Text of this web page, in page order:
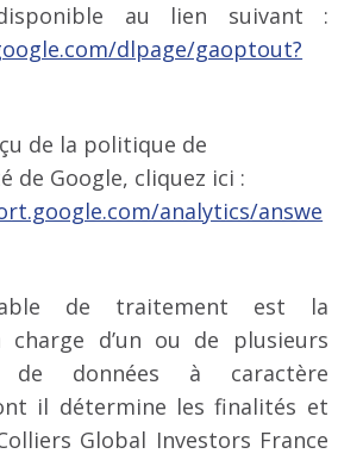
au lien suivant :
dlpage/gaoptout?
de la politique de
de Google, cliquez ici :
analytics/answe
de traitement est la
charge d’un ou de plusieurs
de données à caractère
il détermine les finalités et
Global Investors France